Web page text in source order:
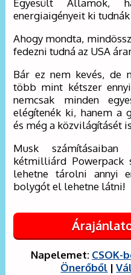
Egyesült Államok,
energiaigényeit ki
Ahogy mondta,
fedezni tudná az USA
Bár ez nem kevés, de
több mint kétszer
nemcsak minden
elégítenék ki, hanem a
és még a közvilágításét
Musk
kétmilliárd Powerpack
lehetne tárolni annyi
bolygót el lehetne látni!
Napelemet: CSOK-
Önerőből |